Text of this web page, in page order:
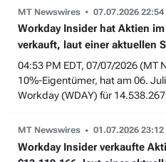
MT Newswires 07.07.2026 22:54
Workday Insider hat Aktien
verkauft, laut einer aktuellen
04:53 PM EDT, 07/07/2026 (MT
10%-Eigentümer, hat am 06.
Workday (WDAY) für 14.538.267
MT Newswires 01.07.2026 23:12
Workday Insider verkaufte